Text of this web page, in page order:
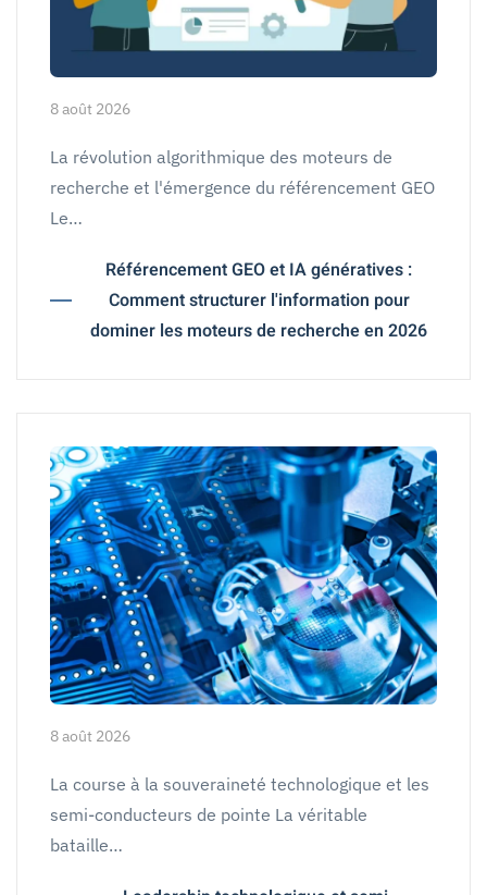
8 août 2026
La révolution algorithmique des moteurs de
recherche et l'émergence du référencement GEO
Le…
Référencement GEO et IA génératives :
Comment structurer l'information pour
dominer les moteurs de recherche en 2026
8 août 2026
La course à la souveraineté technologique et les
semi-conducteurs de pointe La véritable
bataille…